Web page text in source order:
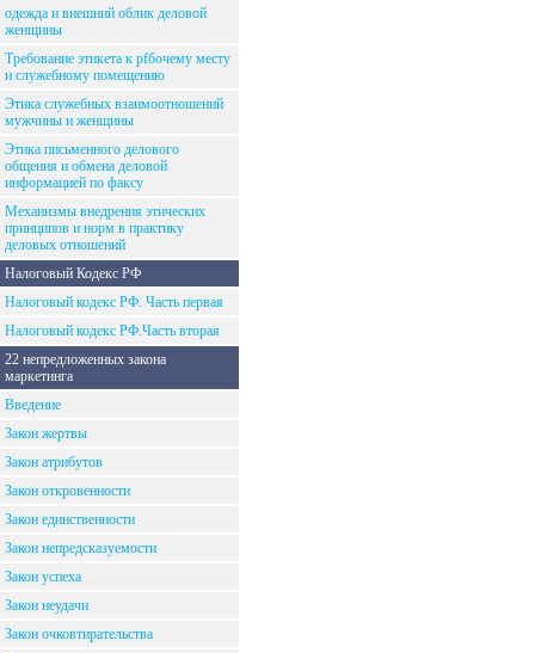
одежда и внешний облик деловой
женщины
Требование этикета к рfбочему месту
и служебному помещению
Этика служебных взаимоотношений
мужчины и женщины
Этика письменного делового
общения и обмена деловой
информацией по факсу
Механизмы внедрения этических
принципов и норм в практику
деловых отношений
Налоговый Кодекс РФ
Налоговый кодекс РФ. Часть первая
Налоговый кодекс РФ.Часть вторая
22 непредложенных закона
маркетинга
Введение
Закон жертвы
Закон атрибутов
Закон откровенности
Закон единственности
Закон непредсказуемости
Закон успеха
Закон неудачи
Закон очковтирательства